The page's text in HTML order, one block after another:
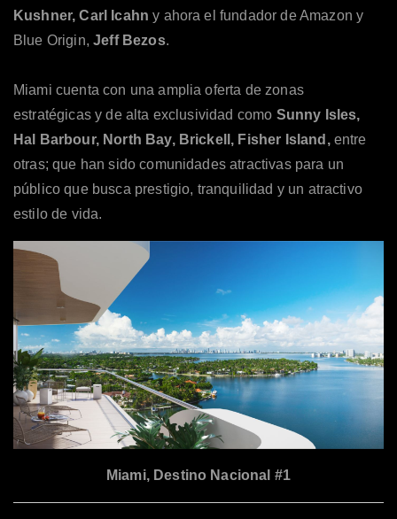
Kushner, Carl Icahny ahora el fundador de Amazon y
Blue Origin,Jeff Bezos.
Miami cuenta con una amplia oferta de zonas
estratégicas y de alta exclusividad como Sunny Isles,
Hal Barbour, North Bay, Brickell, Fisher Island, entre
otras; que han sido comunidades atractivas para un
público que busca prestigio, tranquilidad y un atractivo
estilo de vida.
Miami, Destino Nacional #1